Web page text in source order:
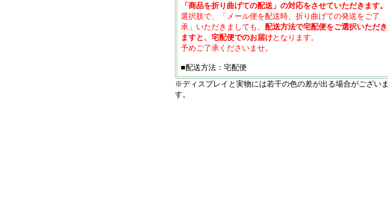
「商品を折り曲げての配送」の対応をさせていただきます。
選択肢で、「メール便を配送時、折り曲げての発送をご了
承」いただきましても、 配送方法で宅配便をご選択いただき
ますと、宅配便でのお届けとなります。
予めご了承くださいませ。
■配送方法：宅配便
※ディスプレイと実物には若干の色の差が出る場合がございま
す。